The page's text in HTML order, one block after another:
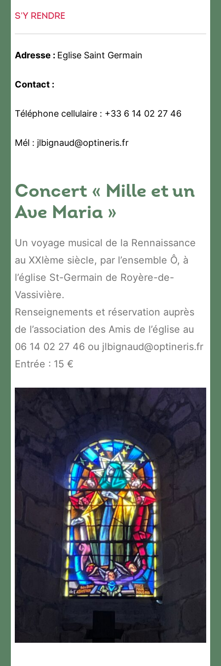
S'Y RENDRE
Adresse : Eglise Saint Germain
Contact :
Téléphone cellulaire : +33 6 14 02 27 46
Mél : jlbignaud@optineris.fr
Concert « Mille et un
Ave Maria »
Un voyage musical de la Rennaissance
au XXIème siècle, par l’ensemble Ô, à
l’église St-Germain de Royère-de-
Vassivière.
Renseignements et réservation auprès
de l’association des Amis de l’église au
06 14 02 27 46 ou jlbignaud@optineris.fr
Entrée : 15 €